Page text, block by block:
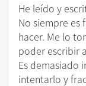
He leído y
No siempre es
hacer. Me lo
poder escribir
Es demasiado
intentarlo y